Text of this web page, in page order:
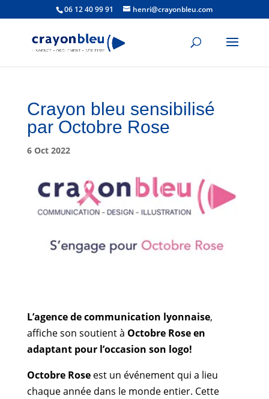
06 12 40 99 91 henri@crayonbleu.com
Crayon bleu sensibilisé
par Octobre Rose
6 Oct 2022
L’agence de communication lyonnaise,
affiche son soutient à Octobre Rose en
adaptant pour l’occasion son logo!
Octobre Rose est un événement qui a lieu
chaque année dans le monde entier. Cette